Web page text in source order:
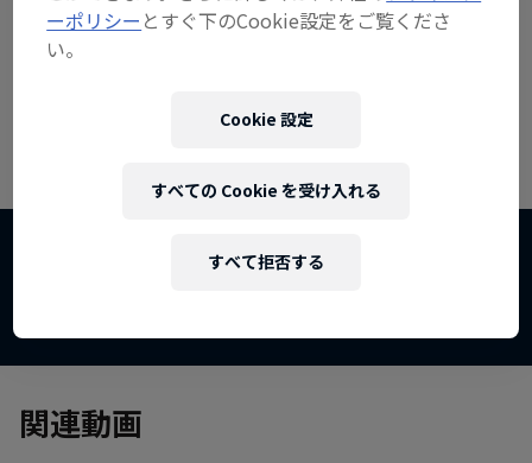
フィルム&ドキュメンタリー
The Road Trick
1 シーズン · エピソード6
関連動画
ーポリシー とすぐ下のCookie設定をご覧くださ
い。
Cookie 設定
すべて拒否する
すべての Cookie を受け入れる